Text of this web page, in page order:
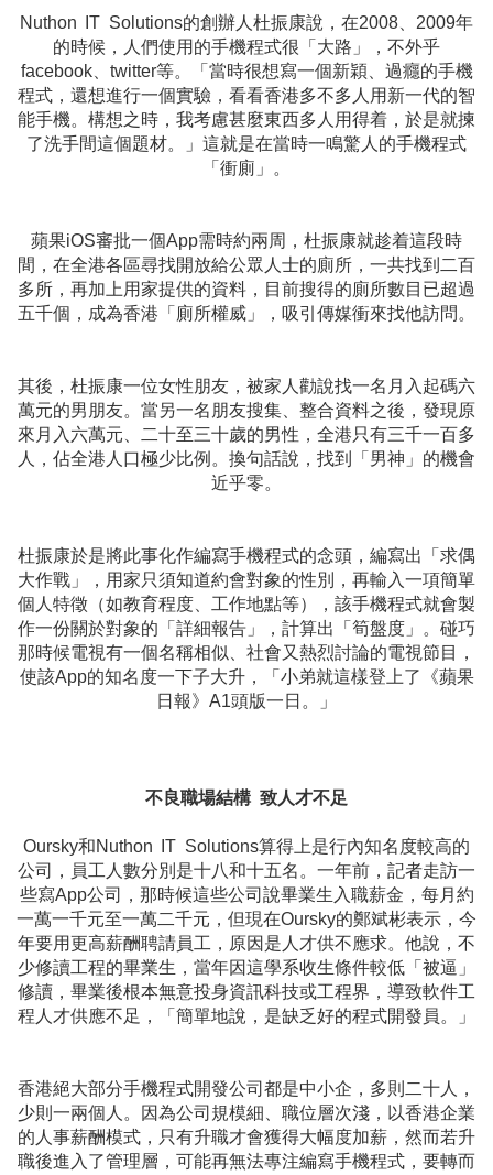
Nuthon IT Solutions的創辦人杜振康說，在2008、2009年
的時候，人們使用的手機程式很「大路」，不外乎
facebook、twitter等。「當時很想寫一個新穎、過癮的手機
程式，還想進行一個實驗，看看香港多不多人用新一代的智
能手機。構想之時，我考慮甚麼東西多人用得着，於是就揀
了洗手間這個題材。」這就是在當時一鳴驚人的手機程式
「衝廁」。
蘋果iOS審批一個App需時約兩周，杜振康就趁着這段時
間，在全港各區尋找開放給公眾人士的廁所，一共找到二百
多所，再加上用家提供的資料，目前搜得的廁所數目已超過
五千個，成為香港「廁所權威」，吸引傳媒衝來找他訪問。
其後，杜振康一位女性朋友，被家人勸說找一名月入起碼六
萬元的男朋友。當另一名朋友搜集、整合資料之後，發現原
來月入六萬元、二十至三十歲的男性，全港只有三千一百多
人，佔全港人口極少比例。換句話說，找到「男神」的機會
近乎零。
杜振康於是將此事化作編寫手機程式的念頭，編寫出「求偶
大作戰」，用家只須知道約會對象的性別，再輸入一項簡單
個人特徵（如教育程度、工作地點等），該手機程式就會製
作一份關於對象的「詳細報告」，計算出「筍盤度」。碰巧
那時候電視有一個名稱相似、社會又熱烈討論的電視節目，
使該App的知名度一下子大升，「小弟就這樣登上了《蘋果
日報》A1頭版一日。」
不良職場結構 致人才不足
Oursky和Nuthon IT Solutions算得上是行內知名度較高的
公司，員工人數分別是十八和十五名。一年前，記者走訪一
些寫App公司，那時候這些公司說畢業生入職薪金，每月約
一萬一千元至一萬二千元，但現在Oursky的鄭斌彬表示，今
年要用更高薪酬聘請員工，原因是人才供不應求。他說，不
少修讀工程的畢業生，當年因這學系收生條件較低「被逼」
修讀，畢業後根本無意投身資訊科技或工程界，導致軟件工
程人才供應不足，「簡單地說，是缺乏好的程式開發員。」
香港絕大部分手機程式開發公司都是中小企，多則二十人，
少則一兩個人。因為公司規模細、職位層次淺，以香港企業
的人事薪酬模式，只有升職才會獲得大幅度加薪，然而若升
職後進入了管理層，可能再無法專注編寫手機程式，要轉而